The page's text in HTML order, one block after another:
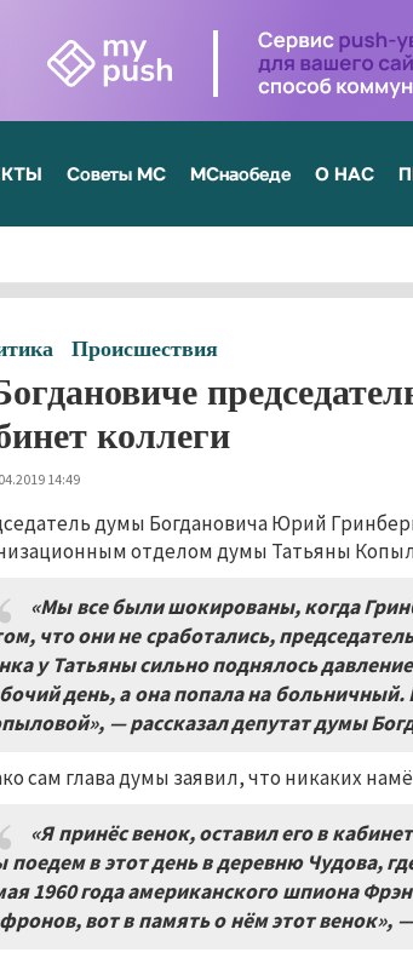
Советы МС МСнаобеде О НАС
Происшествия
коллеги
14:49
думы Богдановича Юрий
отделом думы Татьяны
«Мы все были шокированы, когда
что они не сработались,
у Татьяны сильно поднялось
день, а она попала на
— рассказал депутат думы
сам глава думы заявил, что никаких
«Я принёс венок, оставил его в
поедем в этот день в деревню Чудова,
1960 года американского шпиона
вот в память о нём этот венок»,